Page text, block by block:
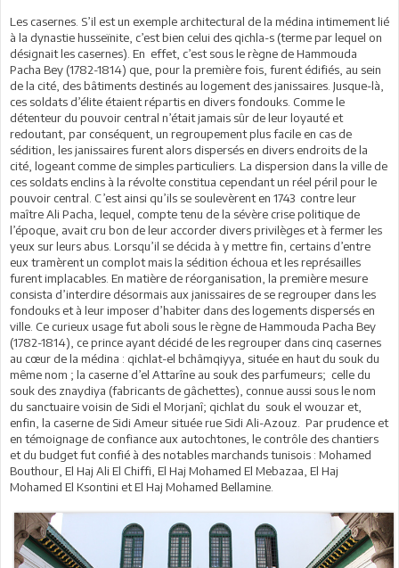
Les casernes. S’il est un exemple architectural de la médina intimement lié
à la dynastie husseïnite, c’est bien celui des qichla-s (terme par lequel on
désignait les casernes). En effet, c’est sous le règne de Hammouda
Pacha Bey (1782-1814) que, pour la première fois, furent édifiés, au sein
de la cité, des bâtiments destinés au logement des janissaires. Jusque-là,
ces soldats d’élite étaient répartis en divers fondouks. Comme le
détenteur du pouvoir central n’était jamais sûr de leur loyauté et
redoutant, par conséquent, un regroupement plus facile en cas de
sédition, les janissaires furent alors dispersés en divers endroits de la
cité, logeant comme de simples particuliers. La dispersion dans la ville de
ces soldats enclins à la révolte constitua cependant un réel péril pour le
pouvoir central. C’est ainsi qu’ils se soulevèrent en 1743 contre leur
maître Ali Pacha, lequel, compte tenu de la sévère crise politique de
l’époque, avait cru bon de leur accorder divers privilèges et à fermer les
yeux sur leurs abus. Lorsqu’il se décida à y mettre fin, certains d’entre
eux tramèrent un complot mais la sédition échoua et les représailles
furent implacables. En matière de réorganisation, la première mesure
consista d’interdire désormais aux janissaires de se regrouper dans les
fondouks et à leur imposer d’habiter dans des logements dispersés en
ville. Ce curieux usage fut aboli sous le règne de Hammouda Pacha Bey
(1782-1814), ce prince ayant décidé de les regrouper dans cinq casernes
au cœur de la médina : qichlat-el bchâmqiyya, située en haut du souk du
même nom ; la caserne d’el Attarîne au souk des parfumeurs; celle du
souk des znaydiya (fabricants de gâchettes), connue aussi sous le nom
du sanctuaire voisin de Sidi el Morjanî; qichlat du souk el wouzar et,
enfin, la caserne de Sidi Ameur située rue Sidi Ali-Azouz. Par prudence et
en témoignage de confiance aux autochtones, le contrôle des chantiers
et du budget fut confié à des notables marchands tunisois : Mohamed
Bouthour, El Haj Ali El Chiffi, El Haj Mohamed El Mebazaa, El Haj
Mohamed El Ksontini et El Haj Mohamed Bellamine.